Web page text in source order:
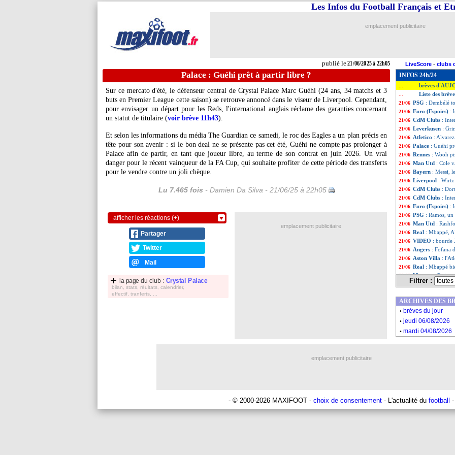
publié le21/06/2025 à 22h05
Les Infos du Football Français et
emplacement publicitaire
LiveScore - clubs
Palace : Guéhi prêt à partir libre ?
Sur ce mercato d'été, le défenseur central de Crystal Palace MarcGuéhi (24 ans, 34 matchs et 3
buts en Premier League cette saison) se retrouve annoncé dans le viseur de Liverpool. Cependant,
pour envisager un départ pour les Reds, l'international anglais réclame des garanties concernant
un statut de titulaire (voir brève 11h43).
Et selon les informations du média The Guardian ce samedi, le roc des Eagles a un plan précis en
tête pour son avenir : si le bon deal ne se présente pas cet été, Guéhi ne compte pas prolonger à
Palace afin de partir, en tant que joueur libre, au terme de son contrat en juin 2026. Un vrai
danger pour le récent vainqueur de la FA Cup, qui souhaite profiter de cette période des transferts
pour le vendre contre un joli chèque.
Lu 7.465 fois - Damien Da Silva - 21/06/25 à 22h05
afficher les réactions (+)
Partager
Twitter
Mail
la page du club : Crystal Palace
bilan, stats, réultats, calendrier,
effectif, tranferts, ...
INFOS 24h/24
brèves
Liste des
21/06 PSG : Dembélé
21/06 Euro (Espoirs) :
21/06 CdM Clubs :
21/06 Leverkusen :
21/06 Atletico :
21/06 Palace : Guéhi
21/06 Rennes : Wooh
21/06 Man Utd : Cole
21/06 Bayern : Messi,
21/06 Liverpool :
21/06 CdM Clubs :
21/06 CdM Clubs :
21/06 Euro (Espoirs) :
21/06 PSG : Ramos, un
21/06 Man Utd :
21/06 Real : Mbappé,
21/06 VIDEO : bourde
21/06 Angers : Fofana
21/06 Aston Villa :
21/06 Real : Mbappé
21/06 Monaco: Fati,
21/06 OM: Ounahi,
21/06 Barça:
21/06 OM: les besoins
21/06 Strasbourg:
21/06 Brest: Pereira
Liverpool:
Chelsea: les
Filtrer :
emplacement publicitaire
ARCHIVES DES
. brèves du jour
. jeudi 06/08/2026
. mardi 04/08/2026
emplacement publicitaire
- © 2000-2026 MAXIFOOT - choix de consentement - L'actualité du football -